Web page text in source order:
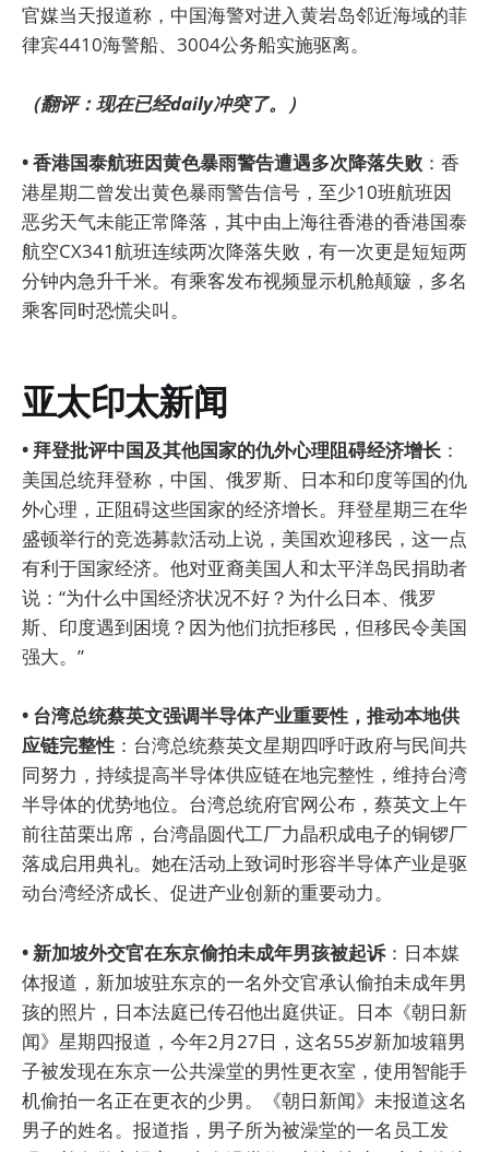
官媒当天报道称，中国海警对进入黄岩岛邻近海域的菲
律宾4410海警船、3004公务船实施驱离。
（翻评：现在已经daily冲突了。）
• 香港国泰航班因黄色暴雨警告遭遇多次降落失败 ：香
港星期二曾发出黄色暴雨警告信号，至少10班航班因
恶劣天气未能正常降落，其中由上海往香港的香港国泰
航空CX341航班连续两次降落失败，有一次更是短短两
分钟内急升千米。有乘客发布视频显示机舱颠簸，多名
乘客同时恐慌尖叫。
亚太印太新闻
• 拜登批评中国及其他国家的仇外心理阻碍经济增长 ：
美国总统拜登称，中国、俄罗斯、日本和印度等国的仇
外心理，正阻碍这些国家的经济增长。拜登星期三在华
盛顿举行的竞选募款活动上说，美国欢迎移民，这一点
有利于国家经济。他对亚裔美国人和太平洋岛民捐助者
说：“为什么中国经济状况不好？为什么日本、俄罗
斯、印度遇到困境？因为他们抗拒移民，但移民令美国
强大。”
• 台湾总统蔡英文强调半导体产业重要性，推动本地供
应链完整性 ：台湾总统蔡英文星期四呼吁政府与民间共
同努力，持续提高半导体供应链在地完整性，维持台湾
半导体的优势地位。台湾总统府官网公布，蔡英文上午
前往苗栗出席，台湾晶圆代工厂力晶积成电子的铜锣厂
落成启用典礼。她在活动上致词时形容半导体产业是驱
动台湾经济成长、促进产业创新的重要动力。
• 新加坡外交官在东京偷拍未成年男孩被起诉：日本媒
体报道，新加坡驻东京的一名外交官承认偷拍未成年男
孩的照片，日本法庭已传召他出庭供证。日本《朝日新
闻》星期四报道，今年2月27日，这名55岁新加坡籍男
子被发现在东京一公共澡堂的男性更衣室，使用智能手
机偷拍一名正在更衣的少男。《朝日新闻》未报道这名
男子的姓名。报道指，男子所为被澡堂的一名员工发